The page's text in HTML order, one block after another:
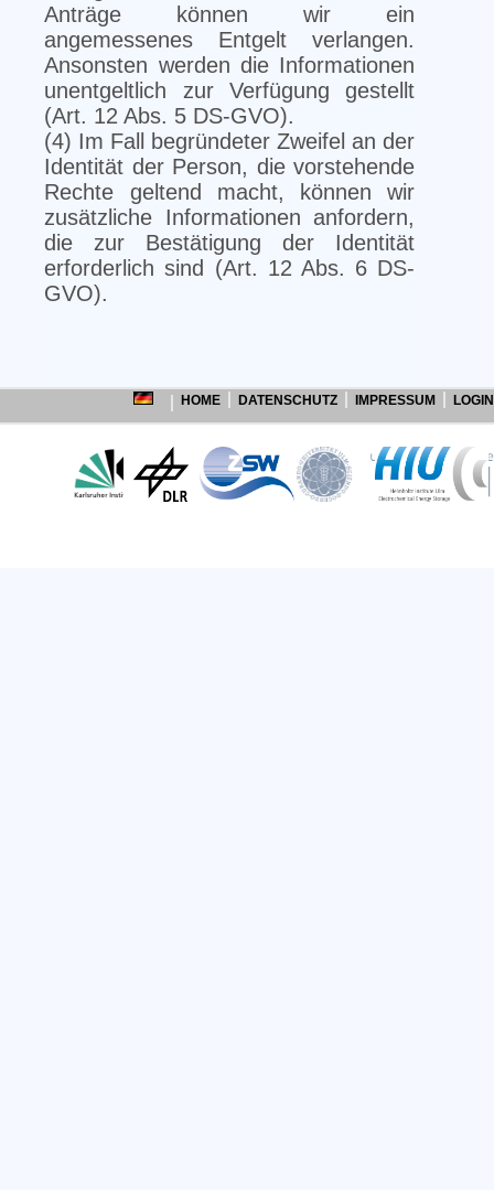
Anträge können wir ein
angemessenes Entgelt verlangen.
Ansonsten werden die Informationen
unentgeltlich zur Verfügung gestellt
(Art. 12 Abs. 5 DS-GVO).
(4) Im Fall begründeter Zweifel an der
Identität der Person, die vorstehende
Rechte geltend macht, können wir
zusätzliche Informationen anfordern,
die zur Bestätigung der Identität
erforderlich sind (Art. 12 Abs. 6 DS-
GVO).
HOME DATENSCHUTZ IMPRESSUM LOGIN